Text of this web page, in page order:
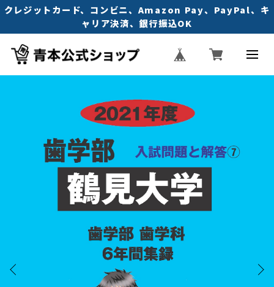
クレジットカード、コンビニ、Amazon Pay、PayPal、キ
ャリア決済、銀行振込OK